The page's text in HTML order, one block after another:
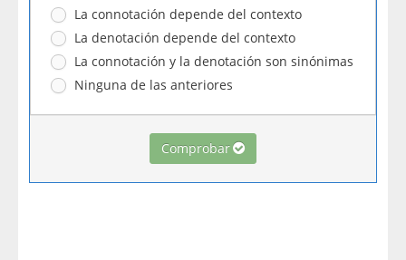
La connotación depende del contexto
La denotación depende del contexto
La connotación y la denotación son sinónimas
Ninguna de las anteriores
Comprobar